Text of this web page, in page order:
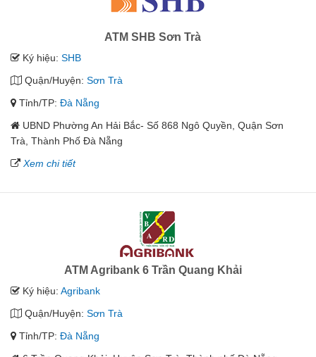
ATM SHB Sơn Trà
Ký hiệu: SHB
Quận/Huyện: Sơn Trà
Tỉnh/TP: Đà Nẵng
UBND Phường An Hải Bắc- Số 868 Ngô Quyền, Quận Sơn
Trà, Thành Phố Đà Nẵng
Xem chi tiết
ATM Agribank 6 Trần Quang Khải
Ký hiệu: Agribank
Quận/Huyện: Sơn Trà
Tỉnh/TP: Đà Nẵng